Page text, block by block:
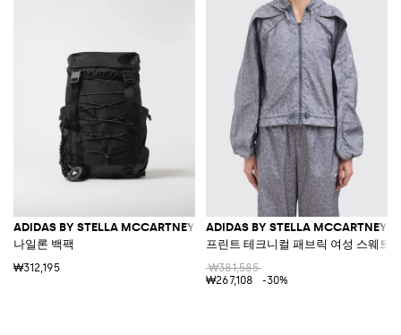
ADIDAS BY STELLA MCCARTNEY
나일론 백팩
₩312,195
ADIDAS BY STELLA MCCARTNEY
프린트 테크니컬 패브릭 여성 스웨트
₩381,585
₩267,108
-30%